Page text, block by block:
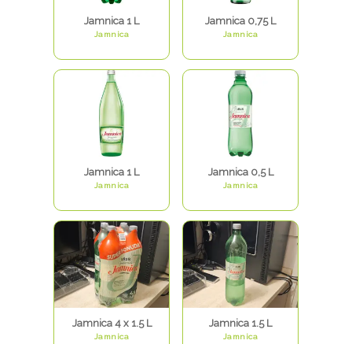
Jamnica 1 L
Jamnica
Jamnica 0,75 L
Jamnica
Jamnica 1 L
Jamnica
Jamnica 0,5 L
Jamnica
Jamnica 4 x 1.5 L
Jamnica
Jamnica 1.5 L
Jamnica